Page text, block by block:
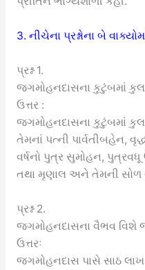
3. નીચેના પ્રશ્નોના બે
પ્રશ્ન 1.
જગમોહનદાસના કુટુંબમાં કુલ
ઉત્તર :
જગમોહનદાસના કુટુંબમાં
તેમનાં પત્ની પાર્વતીબહેન,
વર્ષનો પુત્ર સુમોહન,
તથા મૃણાલ અને તેમની સોળ
પ્રશ્ન 2.
જગમોહનદાસના વૈભવ વિશે
ઉત્તરઃ
જગમોહનદાસ પાસે સાઠ લાખ